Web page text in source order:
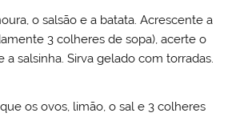
o salsão e a batata. Acrescente a
3 colheres de sopa), acerte o
salsinha. Sirva gelado com torradas.
os ovos, limão, o sal e 3 colheres